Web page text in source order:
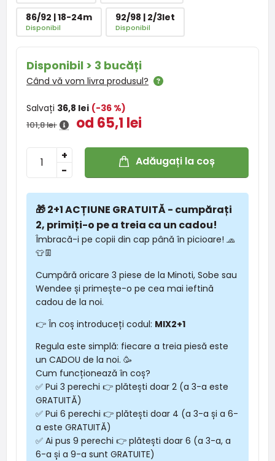
86/92 | 18-24m
Disponibil
92/98 | 2/3let
Disponibil
Disponibil > 3 bucăți
Când vă vom livra produsul?
Salvați 36,8 lei (-36 %)
101,8 lei od 65,1 lei
-
+ Adăugați la coș
🎁 2+1 ACȚIUNE GRATUITĂ - cumpărați
2, primiți-o pe a treia ca un cadou!
Îmbracă-i pe copii din cap până în picioare! 🧢
👕👖
Cumpără oricare 3 piese de la Minoti, Sobe sau
Wendee și primește-o pe cea mai ieftină
cadou de la noi.
👉 În coș introduceți codul: MIX2+1
Regula este simplă: fiecare a treia piesă este
un CADOU de la noi. 🥳
Cum funcționează în coș?
✅ Pui 3 perechi 👉 plătești doar 2 (a 3-a este
GRATUITĂ)
✅ Pui 6 perechi 👉 plătești doar 4 (a 3-a și a 6-
a este GRATUITĂ)
✅ Ai pus 9 perechi 👉 plătești doar 6 (a 3-a, a
6-a și a 9-a sunt GRATUITE)